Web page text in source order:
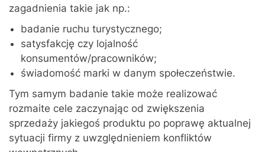
zagadnienia takie jak np.:
badanie ruchu turystycznego;
satysfakcję czy lojalność
konsumentów/pracowników;
świadomość marki w danym społeczeństwie.
Tym samym badanie takie może realizować
rozmaite cele zaczynając od zwiększenia
sprzedaży jakiegoś produktu po poprawę aktualnej
sytuacji firmy z uwzględnieniem konfliktów